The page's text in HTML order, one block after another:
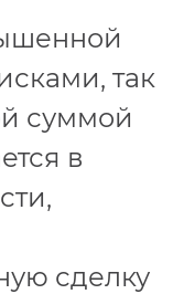
так
суммой
в
сделку